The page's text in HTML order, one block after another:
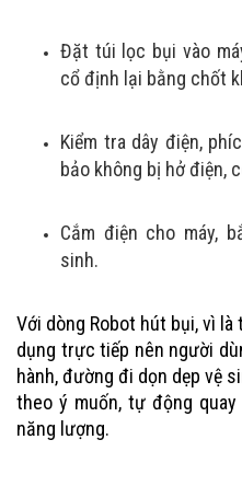
Đặt túi lọc bụi vào
cổ định lại bằng chốt
Kiểm tra dây điện,
bảo không bị hở điện,
Cắm điện cho máy,
sinh.
Với dòng Robot hút bụi, vì
dụng trực tiếp nên người
hành, đường đi dọn dẹp vệ
theo ý muốn, tự động
năng lượng.